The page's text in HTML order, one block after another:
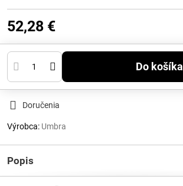
52,28 €
Do košíka
Doručenia
Výrobca: Umbra
Popis